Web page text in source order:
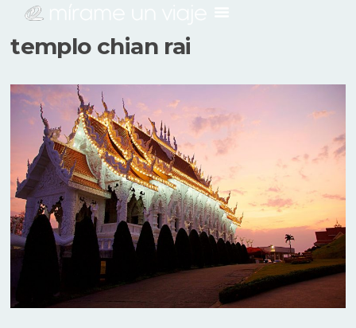
templo chian rai